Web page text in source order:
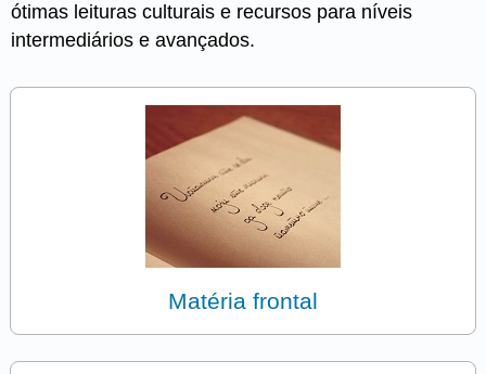
ótimas leituras culturais e recursos para níveis
intermediários e avançados.
Matéria frontal